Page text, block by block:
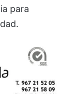
para